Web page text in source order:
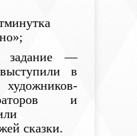
задание —
в
и
сказки.